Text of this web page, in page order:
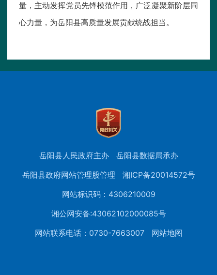
量，主动发挥党员先锋模范作用，广泛凝聚新阶层同
心力量，为岳阳县高质量发展贡献统战担当。
岳阳县人民政府主办
岳阳县数据局承办
岳阳县政府网站管理股管理
湘ICP备20014572号
网站标识码：4306210009
湘公网安备:43062102000085号
网站联系电话：0730-7663007
网站地图